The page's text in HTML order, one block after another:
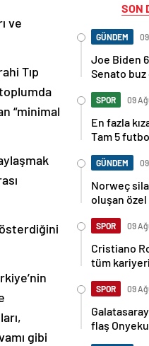
ve
Tıp
“minimal
gibi
SON
GÜNDEM
Joe Biden
Senato
SPOR 09
En fazla
Tam 5
GÜNDEM
Norweç
oluşan
SPOR 09
Cristiano
tüm
SPOR 09
flaş